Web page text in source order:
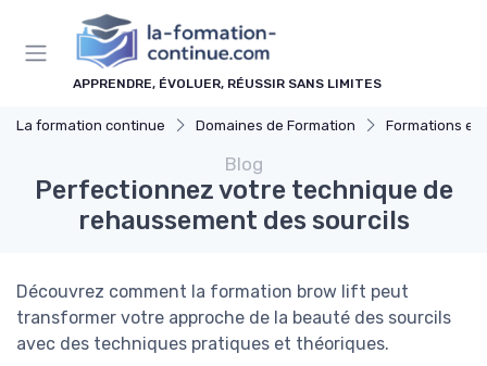
APPRENDRE, ÉVOLUER, RÉUSSIR SANS LIMITES
La formation continue Domaines de Formation Formations en
Blog
Perfectionnez votre technique de
rehaussement des sourcils
Découvrez comment la formation brow lift peut
transformer votre approche de la beauté des sourcils
avec des techniques pratiques et théoriques.
Panneau de gestion des cookies